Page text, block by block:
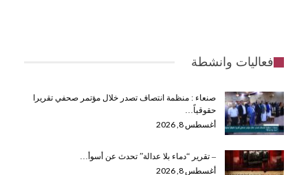
فعاليات وانشطة
صنعاء : منظمة انتصاف تصدر خلال مؤتمر صحفي تقريرا
حقوقياً…
أغسطس 8, 2026
– تقرير “دماء بلا عدالة” تحدث عن أسوأ…
أغسطس 8, 2026